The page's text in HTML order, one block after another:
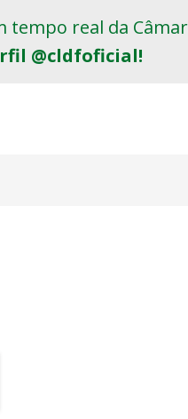
real da
@cldfoficial!